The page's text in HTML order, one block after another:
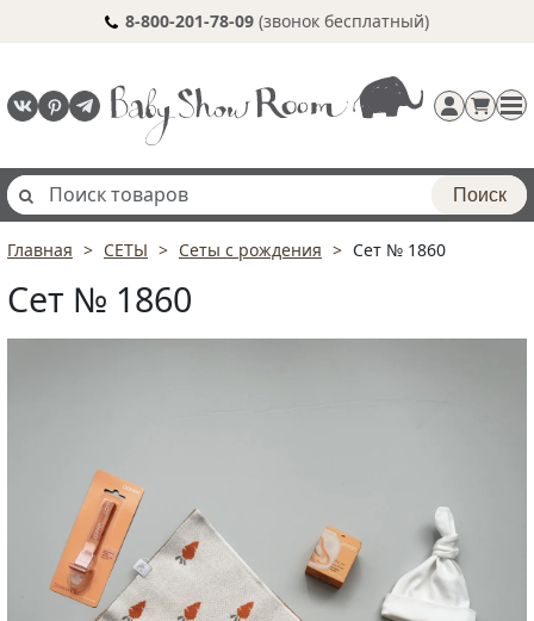
8-800-201-78-09 (звонок бесплатный)
Поиск
Главная СЕТЫ Сеты с рождения Сет № 1860
Сет № 1860